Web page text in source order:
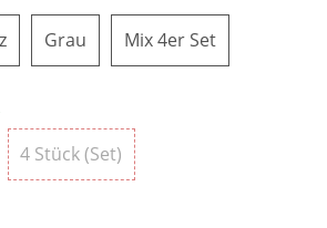
Schwarz
Grau GrauMix 4er SetMix 4er Set
(Set)
4 Stück (Set) 4 Stück (Set)